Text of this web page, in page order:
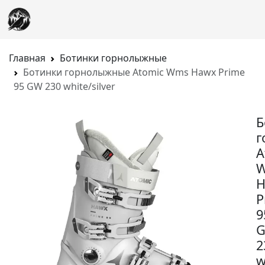
Главная
Ботинки горнолыжные
Ботинки горнолыжные Atomic Wms Hawx Prime
95 GW 230 white/silver